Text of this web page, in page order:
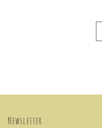
Newsletter